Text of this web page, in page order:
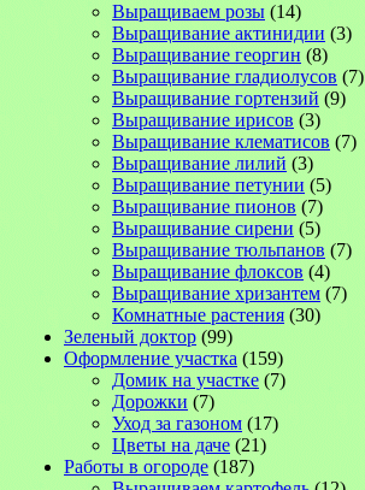
Выращиваем розы (14)
Выращивание актинидии (3)
Выращивание георгин (8)
Выращивание гладиолусов (7)
Выращивание гортензий (9)
Выращивание ирисов (3)
Выращивание клематисов (7)
Выращивание лилий (3)
Выращивание петунии (5)
Выращивание пионов (7)
Выращивание сирени (5)
Выращивание тюльпанов (7)
Выращивание флоксов (4)
Выращивание хризантем (7)
Комнатные растения (30)
Зеленый доктор (99)
Оформление участка (159)
Домик на участке (7)
Дорожки (7)
Уход за газоном (17)
Цветы на даче (21)
Работы в огороде (187)